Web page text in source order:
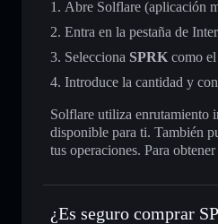
Abre Solflare (aplicación
Entra en la pestaña de
Selecciona SPRK como
Introduce la cantidad y
Solflare utiliza enrutamiento
disponible para ti. También
tus operaciones. Para
¿Es seguro comprar